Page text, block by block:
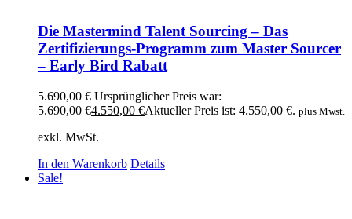
Die Mastermind Talent Sourcing – Das
Zertifizierungs-Programm zum Master Sourcer
– Early Bird Rabatt
5.690,00€ Ursprünglicher Preis war:
5.690,00 €4.550,00 €Aktueller Preis ist: 4.550,00 €. plus Mwst.
exkl. MwSt.
In den Warenkorb Details
Sale!